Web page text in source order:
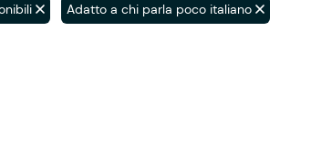
Adatto a chi parla poco italiano